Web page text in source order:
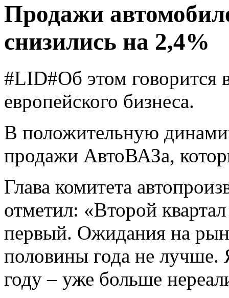
Продажи
снизились на 2,4%
#LID#Об этом говорится
европейского бизнеса.
В положительную
продажи АвтоВАЗа,
Глава комитета
отметил: «Второй
первый. Ожидания на
половины года не лучше.
году – уже больше